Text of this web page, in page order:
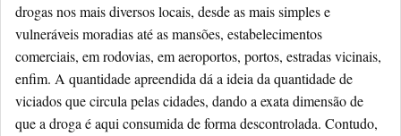
drogas nos mais diversos locais, desde as mais simples e
vulneráveis moradias até as mansões, estabelecimentos
comerciais, em rodovias, em aeroportos, portos, estradas vicinais,
enfim. A quantidade apreendida dá a ideia da quantidade de
viciados que circula pelas cidades, dando a exata dimensão de
que a droga é aqui consumida de forma descontrolada. Contudo,